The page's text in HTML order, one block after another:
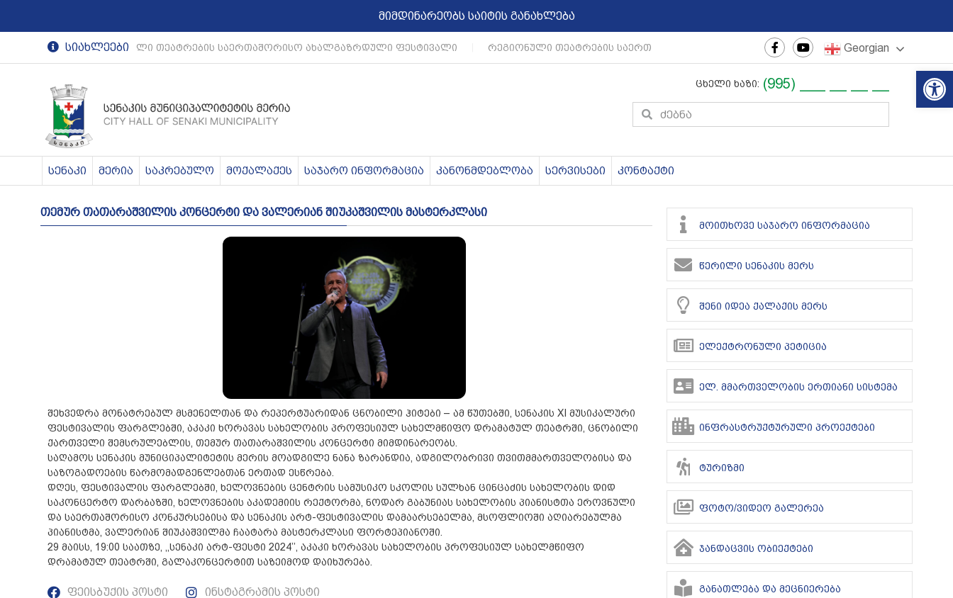
მიმდინარეობს საიტის განახლება
სიახლეები
რეგიონული თეატრების საერთაშორისო ახალგაზრდული ფესტივალი რეგიონული თეატრების საერთაშორისო ახალგაზრდული ფესტივალი | რეგიონული
Georgian
ცხელი ხაზი: (995) ___ __ __ __
სენაკი მერია საკრებულო მოქალაქეს საჯარო ინფორმაცია კანონმდებლობა სერვისები კონტაქტი
თემურ თათარაშვილის კონცერტი და ვალერიან შიუკაშვილის მასტერკლასი
შეხვედრა მონატრებულ მსმენელთან და რეპერტუარიდან ცნობილი ჰიტები – ამ წუთებში, სენაკის XI მუსიკალური
ფესტივალის ფარგლებში, აკაკი ხორავას სახელობის პროფესიულ სახელმწიფო დრამატულ თეატრში, ცნობილი
ქართველი შემსრულებლის, თემურ თათარაშვილის კონცერტი მიმდინარეობს.
საღამოს სენაკის მუნიციპალიტეტის მერის მოადგილე ნანა ზარანდია, ადგილობრივი თვითმმართველობისა და
საზოგადოების წარმომადგენლებთან ერთად ესწრება.
დღეს, ფესტივალის ფარგლებში, ხელოვნების ცენტრის სამუსიკო სკოლის სულხან ცინცაძის სახელობის დიდ
საკონცერტო დარბაზში, ხელოვნების აკადემიის რექტორმა, ნოდარ გაბუნიას სახელობის პიანისტთა ეროვნული
და საერთაშორისო კონკურსებისა და სენაკის არტ-ფესტივალის დამაარსებელმა, მსოფლიოში აღიარებულმა
პიანისტმა, ვალერიან შიუკაშვილმა ჩაატარა მასტერკლასი ფორტეპიანოში.
29 მაისს, 19:00 საათზე, ,,სენაკი არტ-ფესტი 2024’’, აკაკი ხორავას სახელობის პროფესიულ სახელმწიფო
დრამატულ თეატრში, გალაკონცერტით საზეიმოდ დაიხურება.
ფეისბუქის პოსტი ინსტაგრამის პოსტი
მოითხოვე საჯარო ინფორმაცია
წერილი სენაკის მერს
შენი იდეა ქალაქის მერს
ელექტრონული პეტიცია
ელ. მმართველობის ერთიანი სისტემა
ინფრასტრუქტურული პროექტები
ტურიზმი
ფოტო/ვიდეო გალერეა
ჯანდაცვის ობიექტები
განათლება და მეცნიერება